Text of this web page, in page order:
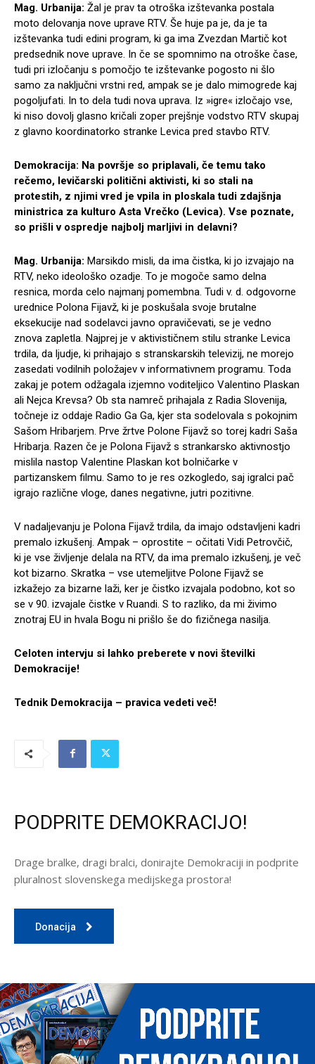
Mag. Urbanija: Žal je prav ta otroška izštevanka postala
moto delovanja nove uprave RTV. Še huje pa je, da je ta
izštevanka tudi edini program, ki ga ima Zvezdan Martič kot
predsednik nove uprave. In če se spomnimo na otroške čase,
tudi pri izločanju s pomočjo te izštevanke pogosto ni šlo
samo za naključni vrstni red, ampak se je dalo mimogrede kaj
pogoljufati. In to dela tudi nova uprava. Iz »igre« izločajo vse,
ki niso dovolj glasno kričali zoper prejšnje vodstvo RTV skupaj
z glavno koordinatorko stranke Levica pred stavbo RTV.
Demokracija: Na površje so priplavali, če temu tako
rečemo, levičarski politični aktivisti, ki so stali na
protestih, z njimi vred je vpila in ploskala tudi zdajšnja
ministrica za kulturo Asta Vrečko (Levica). Vse poznate,
so prišli v ospredje najbolj marljivi in delavni?
Mag. Urbanija: Marsikdo misli, da ima čistka, ki jo izvajajo na
RTV, neko ideološko ozadje. To je mogoče samo delna
resnica, morda celo najmanj pomembna. Tudi v. d. odgovorne
urednice Polona Fijavž, ki je poskušala svoje brutalne
eksekucije nad sodelavci javno opravičevati, se je vedno
znova zapletla. Najprej je v aktivističnem stilu stranke Levica
trdila, da ljudje, ki prihajajo s stranskarskih televizij, ne morejo
zasedati vodilnih položajev v informativnem programu. Toda
zakaj je potem odžagala izjemno voditeljico Valentino Plaskan
ali Nejca Krevsa? Ob sta namreč prihajala z Radia Slovenija,
točneje iz oddaje Radio Ga Ga, kjer sta sodelovala s pokojnim
Sašom Hribarjem. Prve žrtve Polone Fijavž so torej kadri Saša
Hribarja. Razen če je Polona Fijavž s strankarsko aktivnostjo
mislila nastop Valentine Plaskan kot bolničarke v
partizanskem filmu. Samo to je res ozkogledo, saj igralci pač
igrajo različne vloge, danes negativne, jutri pozitivne.
V nadaljevanju je Polona Fijavž trdila, da imajo odstavljeni kadri
premalo izkušenj. Ampak – oprostite – očitati Vidi Petrovčič,
ki je vse življenje delala na RTV, da ima premalo izkušenj, je več
kot bizarno. Skratka – vse utemeljitve Polone Fijavž se
izkažejo za bizarne laži, ker je čistko izvajala podobno, kot so
se v 90. izvajale čistke v Ruandi. S to razliko, da mi živimo
znotraj EU in hvala Bogu ni prišlo še do fizičnega nasilja.
Celoten intervju si lahko preberete v novi številki
Demokracije!
Tednik Demokracija – pravica vedeti več!
PODPRITE DEMOKRACIJO!
Drage bralke, dragi bralci, donirajte Demokraciji in podprite
pluralnost slovenskega medijskega prostora!
Donacija